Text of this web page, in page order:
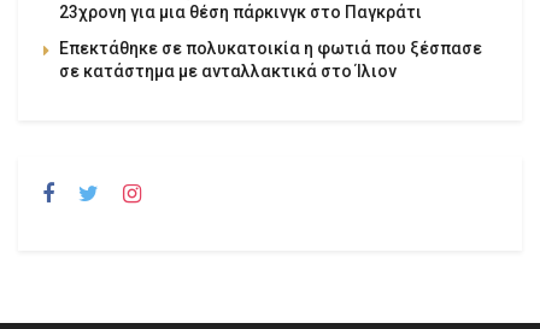
23χρονη για μια θέση πάρκινγκ στο Παγκράτι
Επεκτάθηκε σε πολυκατοικία η φωτιά που ξέσπασε
σε κατάστημα με ανταλλακτικά στο Ίλιον